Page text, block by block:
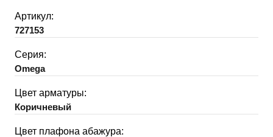
Артикул:
727153
Серия:
Omega
Цвет арматуры:
Коричневый
Цвет плафона абажура: